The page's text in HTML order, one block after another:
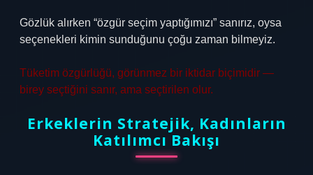
Gözlük alırken “özgür seçim yaptığımızı” sanırız, oysa
seçenekleri kimin sunduğunu çoğu zaman bilmeyiz.
Tüketim özgürlüğü, görünmez bir iktidar biçimidir —
birey seçtiğini sanır, ama seçtirilen olur.
Erkeklerin Stratejik, Kadınların
Katılımcı Bakışı